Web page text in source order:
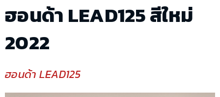
ฮอนด้า LEAD125 สีใหม่
2022
ฮอนด้า LEAD125